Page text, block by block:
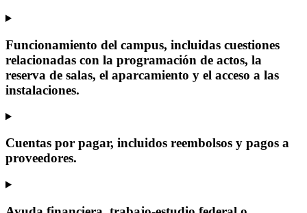
Funcionamiento del campus, incluidas cuestiones
relacionadas con la programación de actos, la
reserva de salas, el aparcamiento y el acceso a las
instalaciones.
Cuentas por pagar, incluidos reembolsos y pagos a
proveedores.